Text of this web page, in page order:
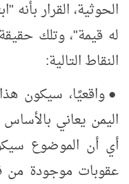
الحوثية، القرار
له قيمة"، وتلك
النقاط التالية:
●واقعيًا، سيكون
أي أن الموضوع
عقوبات موجودة من